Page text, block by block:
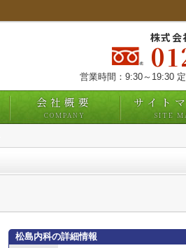
株式会
営業時間：9:30～19:30
会社概要
COMPANY
サイト
SITE
松島内科の詳細情報